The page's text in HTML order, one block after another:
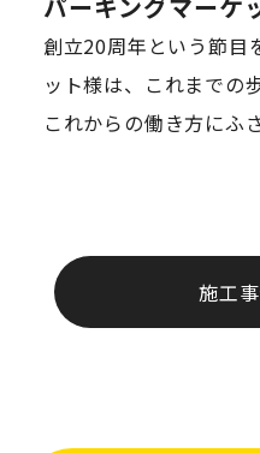
パーキングマー
創立20周年という節目
ット様は、これまでの
これからの働き方にふ
構築を目指されました
個性や能力を最大限に
け合わせることで、よ
施工